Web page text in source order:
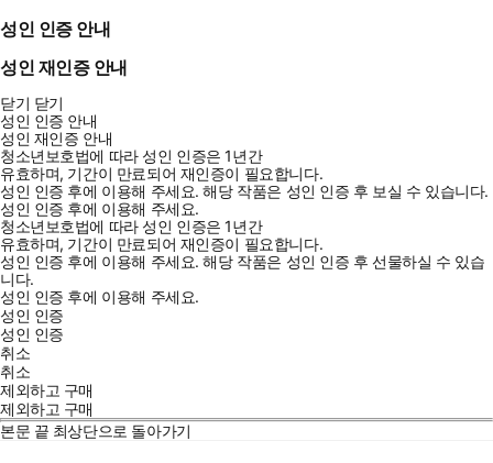
성인 인증 안내
성인 재인증 안내
닫기 닫기
성인 인증 안내
성인 재인증 안내
청소년보호법에 따라 성인 인증은 1년간
유효하며, 기간이 만료되어 재인증이 필요합니다.
성인 인증 후에 이용해 주세요.해당 작품은 성인 인증 후 보실 수 있습니다.
성인 인증 후에 이용해 주세요.
청소년보호법에 따라 성인 인증은 1년간
유효하며, 기간이 만료되어 재인증이 필요합니다.
성인 인증 후에 이용해 주세요.해당 작품은 성인 인증 후 선물하실 수 있습
니다.
성인 인증 후에 이용해 주세요.
성인 인증
성인 인증
취소
취소
제외하고 구매
제외하고 구매
본문 끝 최상단으로 돌아가기